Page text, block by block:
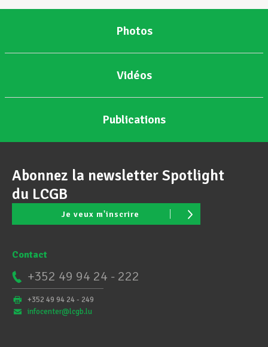
Photos
Vidéos
Publications
Abonnez la newsletter Spotlight
du LCGB
Je veux m'inscrire
Contact
+352 49 94 24 - 222
+352 49 94 24 - 249
infocenter@lcgb.lu